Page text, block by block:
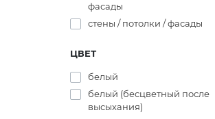
фасады
стены / потолки / фасады
ЦВЕТ
белый
белый (бесцветный после
высыхания)